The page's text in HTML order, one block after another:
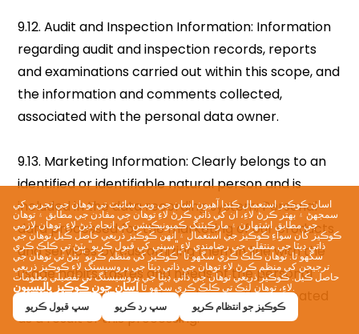
اسان ڪوڪيز استعمال ڪندا آهيون اسان جي ويب سائيٽ تي توهان جي تجربي کي
سمجهڻ ۽ بهتر ڪرڻ لاءِ، ان کي ذاتي ڪرڻ لاءِ توهان جي مفادن جي مطابق ۽ توهان
جي مطابق اشتهارن ۽ مارڪيٽنگ ڪميونيڪيشن کي انجام ڏيڻ لاءِ. توهان لازمي
ڪوڪيز کان سواءِ ڪوڪيز جي استعمال ۽ انهن ڪوڪيز ذريعي حاصل ڪيل توهان جي
ذاتي ڊيٽا جي منتقلي جي رضامندي لاءِ "سڀني کي قبول ڪريو" بٽڻ تي ڪلڪ ڪري
سگهو ٿا. توھان ڪلڪ ڪري سگھو ٿا "ڪوڪيز کي منظم ڪريو" بٽڻ تي توھان جي
ترجيحن کي منظم ڪرڻ لاء توھان جي ذاتي ڊيٽا جي پروسيسنگ لاء ڪوڪيز ذريعي
حاصل ڪيل. ڪوڪيز ذريعي توهان جي ذاتي ڊيٽا جي پروسيسنگ تي تفصيلي معلومات
لاءِ، توهان لنڪ تي ڪلڪ ڪري سگهو ٿا اسان جون ڪوڪيز پاليسيون .
سڀ قبول ڪريو سڀ رد ڪريو ڪوڪيز جو انتظام ڪريو